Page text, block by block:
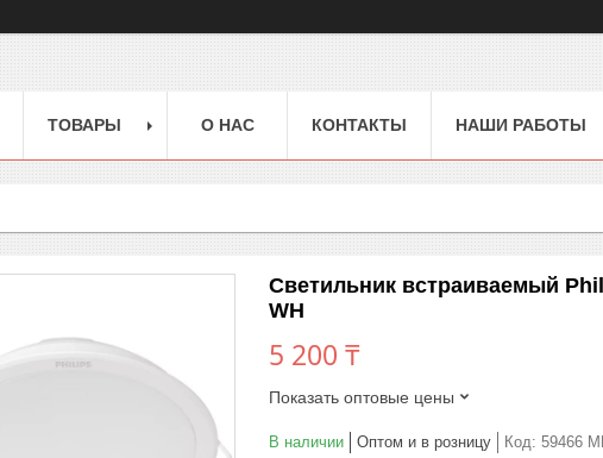
ТОВАРЫ О НАС КОНТАКТЫ НАШИ РАБОТЫ
Светильник встраиваемый
WH
5 200 ₸
Показать оптовые цены
В наличии Оптом и в розницу Код: 59466